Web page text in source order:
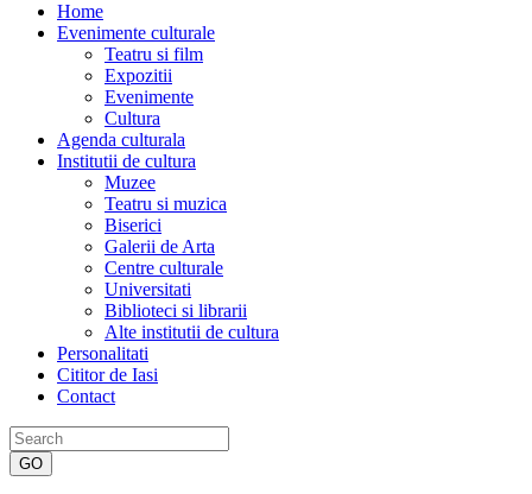
Home
Evenimente culturale
Teatru si film
Expozitii
Evenimente
Cultura
Agenda culturala
Institutii de cultura
Muzee
Teatru si muzica
Biserici
Galerii de Arta
Centre culturale
Universitati
Biblioteci si librarii
Alte institutii de cultura
Personalitati
Cititor de Iasi
Contact